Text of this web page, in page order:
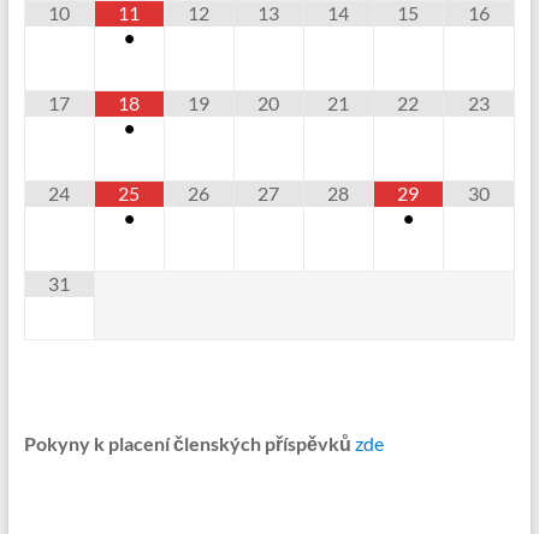
10
11
•
12 13 14 15 16
17
18
•
19 20 21 22 23
24
25
•
26 27 28
29
•
30
31
Pokyny k placení členských příspěvků zde